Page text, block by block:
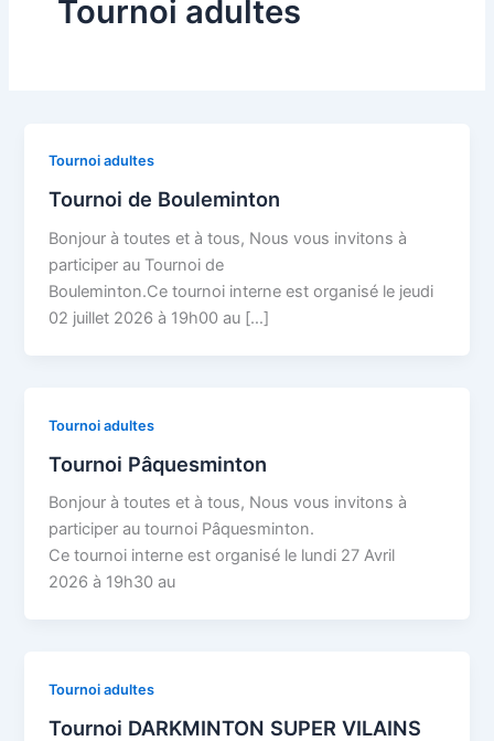
Tournoi adultes
Tournoi adultes
Tournoi de Bouleminton
Bonjour à toutes et à tous, Nous vous invitons à
participer au Tournoi de
Bouleminton.Ce tournoi interne est organisé le jeudi
02 juillet 2026 à 19h00 au […]
Tournoi adultes
Tournoi Pâquesminton
Bonjour à toutes et à tous, Nous vous invitons à
participer au tournoi Pâquesminton.
Ce tournoi interne est organisé le lundi 27 Avril
2026 à 19h30 au
Tournoi adultes
Tournoi DARKMINTON SUPER VILAINS